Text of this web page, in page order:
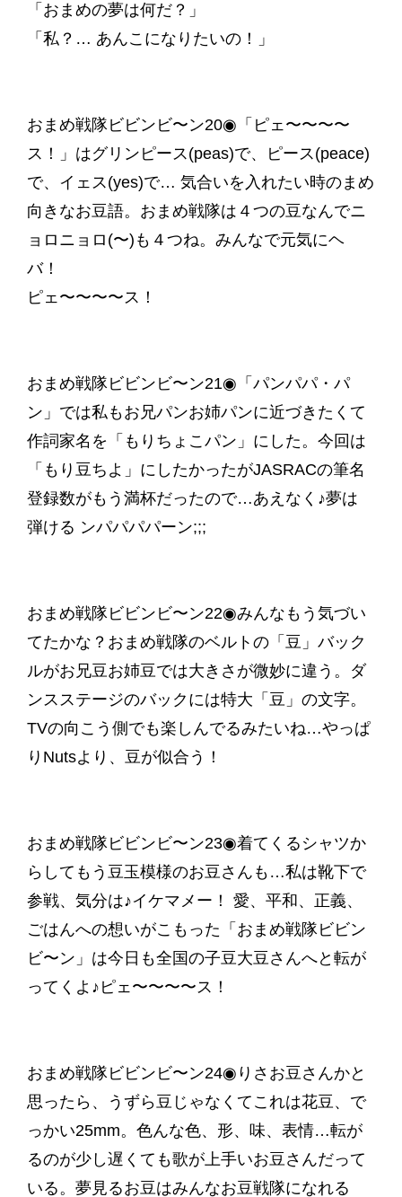
「おまめの夢は何だ？」
「私？… あんこになりたいの！」
おまめ戦隊ビビンビ〜ン20◉「ピェ〜〜〜〜
ス！」はグリンピース(peas)で、ピース(peace)
で、イェス(yes)で… 気合いを入れたい時のまめ
向きなお豆語。おまめ戦隊は４つの豆なんでニ
ョロニョロ(〜)も４つね。みんなで元気にヘ
バ！
ピェ〜〜〜〜ス！
おまめ戦隊ビビンビ〜ン21◉「パンパパ・パ
ン」では私もお兄パンお姉パンに近づきたくて
作詞家名を「もりちょこパン」にした。今回は
「もり豆ちよ」にしたかったがJASRACの筆名
登録数がもう満杯だったので…あえなく♪夢は
弾ける ンパパパパーン;;;
おまめ戦隊ビビンビ〜ン22◉みんなもう気づい
てたかな？おまめ戦隊のベルトの「豆」バック
ルがお兄豆お姉豆では大きさが微妙に違う。ダ
ンスステージのバックには特大「豆」の文字。
TVの向こう側でも楽しんでるみたいね…やっぱ
りNutsより、豆が似合う！
おまめ戦隊ビビンビ〜ン23◉着てくるシャツか
らしてもう豆玉模様のお豆さんも…私は靴下で
参戦、気分は♪イケマメー！ 愛、平和、正義、
ごはんへの想いがこもった「おまめ戦隊ビビン
ビ〜ン」は今日も全国の子豆大豆さんへと転が
ってくよ♪ピェ〜〜〜〜ス！
おまめ戦隊ビビンビ〜ン24◉りさお豆さんかと
思ったら、うずら豆じゃなくてこれは花豆、で
っかい25mm。色んな色、形、味、表情…転が
るのが少し遅くても歌が上手いお豆さんだって
いる。夢見るお豆はみんなお豆戦隊になれる